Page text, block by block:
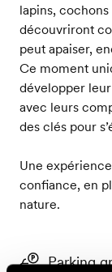
lapins,
découvriront
peut apaiser,
Ce moment
développer
avec leurs
des clés pour
Une
confiance, en
nature.
Parking